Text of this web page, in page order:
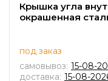
Крышка угла
окрашенная
под заказ
самовывоз: 15-08-
доставка: 15-08-